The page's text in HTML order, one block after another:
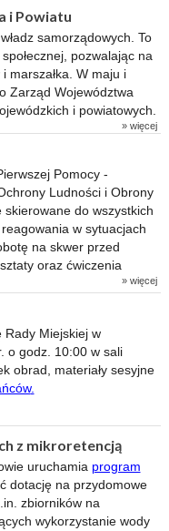
i Powiatu
samorządowych. To
pozwalając na
marszałka. W maju i
Zarząd Województwa
i powiatowych.
» więcej
Pomocy -
Ludności i Obrony
skierowane do wszystkich
w sytuacjach
na skwer przed
oraz ćwiczenia
» więcej
Rady Miejskiej w
o godz. 10:00 w sali
obrad, materiały sesyjne
.
z mikroretencją
uruchamia program
dotację na przydomowe
zbiorników na
wykorzystanie wody